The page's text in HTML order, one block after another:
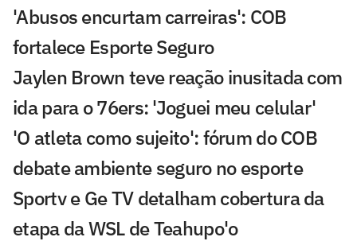
'Abusos encurtam carreiras': COB
fortalece Esporte Seguro
Jaylen Brown teve reação inusitada com
ida para o 76ers: 'Joguei meu celular'
'O atleta como sujeito': fórum do COB
debate ambiente seguro no esporte
Sportv e Ge TV detalham cobertura da
etapa da WSL de Teahupo'o